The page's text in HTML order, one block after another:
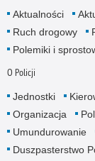
Aktualności
Ruch drogowy
Polemiki i
O Policji
Jednostki
Organizacja
Umundurowanie
Duszpasterstwo